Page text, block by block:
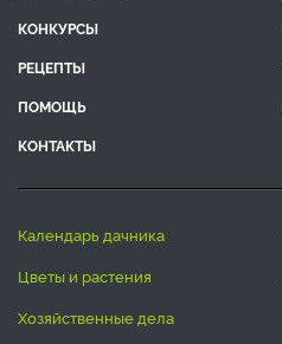
КОНКУРСЫ
РЕЦЕПТЫ
ПОМОЩЬ
КОНТАКТЫ
календарь дачника
цветы и растения
хозяйственные дела